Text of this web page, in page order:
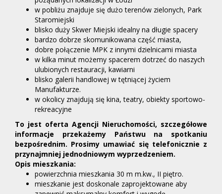
w pobliżu znajduje się dużo terenów zielonych, Park
Staromiejski
blisko duży Skwer Miejski idealny na długie spacery
bardzo dobrze skomunikowana część miasta,
dobre połączenie MPK z innymi dzielnicami miasta
w kilka minut możemy spacerem dotrzeć do naszych
ulubionych restauracji, kawiarni
blisko galerii handlowej w tętniącej życiem
Manufakturze.
w okolicy znajdują się kina, teatry, obiekty sportowo-
rekreacyjne
To jest oferta Agencji Nieruchomości, szczegółowe
informacje przekażemy Państwu na spotkaniu
bezpośrednim. Prosimy umawiać się telefonicznie z
przynajmniej jednodniowym wyprzedzeniem.
Opis mieszkania:
powierzchnia mieszkania 30 m m.kw., II piętro.
mieszkanie jest doskonale zaprojektowane aby